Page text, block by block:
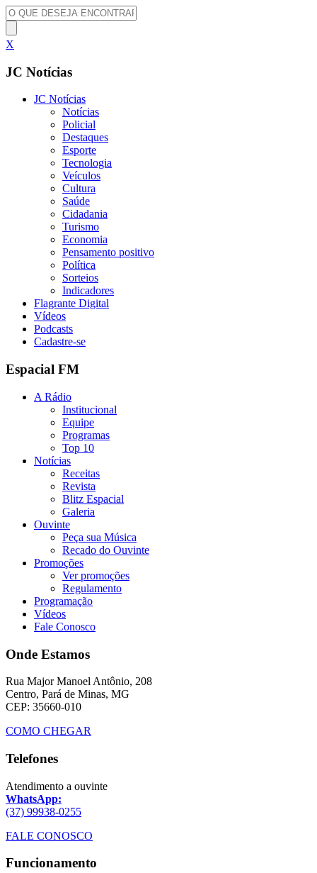
X
JC Notícias
JC Notícias
Notícias
Policial
Destaques
Esporte
Tecnologia
Veículos
Cultura
Saúde
Cidadania
Turismo
Economia
Pensamento positivo
Política
Sorteios
Indicadores
Flagrante Digital
Vídeos
Podcasts
Cadastre-se
Espacial FM
A Rádio
Institucional
Equipe
Programas
Top 10
Notícias
Receitas
Revista
Blitz Espacial
Galeria
Ouvinte
Peça sua Música
Recado do Ouvinte
Promoções
Ver promoções
Regulamento
Programação
Vídeos
Fale Conosco
Onde Estamos
Rua Major Manoel Antônio, 208
Centro, Pará de Minas, MG
CEP: 35660-010
COMO CHEGAR
Telefones
Atendimento a ouvinte
WhatsApp:
(37) 99938-0255
FALE CONOSCO
Funcionamento